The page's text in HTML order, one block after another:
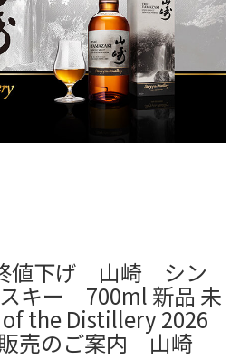
値下げ 山崎 シン
キー 700ml 新品 未
the Distillery 2026
売のご案内｜山崎